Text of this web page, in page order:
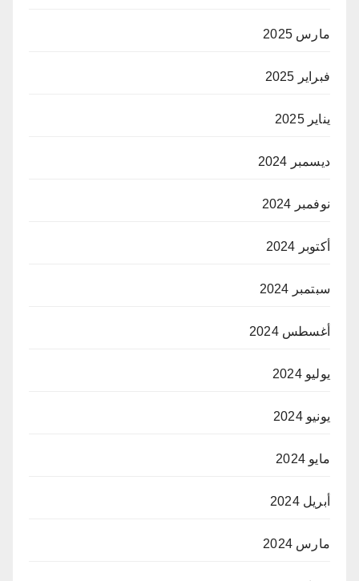
مارس 2025
فبراير 2025
يناير 2025
ديسمبر 2024
نوفمبر 2024
أكتوبر 2024
سبتمبر 2024
أغسطس 2024
يوليو 2024
يونيو 2024
مايو 2024
أبريل 2024
مارس 2024